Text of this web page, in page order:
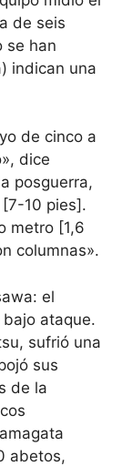
de seis
se han
indican una
de cinco a
dice
posguerra,
10 pies].
metro [1,6
columnas».
el
ataque.
sufrió una
sus
de la
abetos,